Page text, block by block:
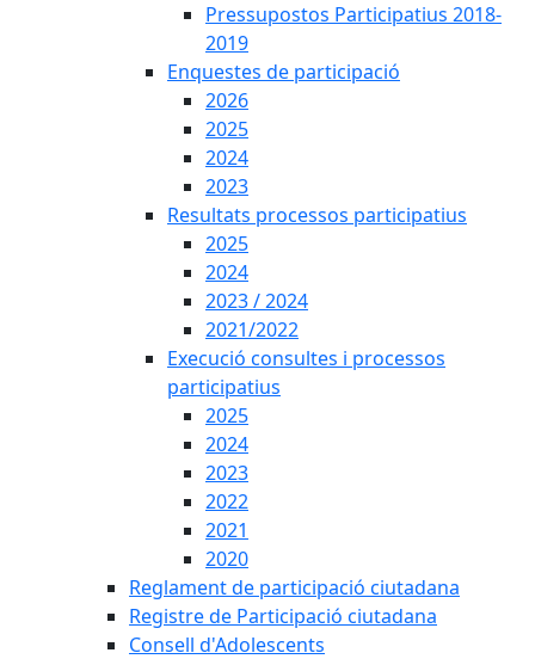
Pressupostos Participatius 2018-
2019
Enquestes de participació
2026
2025
2024
2023
Resultats processos participatius
2025
2024
2023 / 2024
2021/2022
Execució consultes i processos
participatius
2025
2024
2023
2022
2021
2020
Reglament de participació ciutadana
Registre de Participació ciutadana
Consell d'Adolescents